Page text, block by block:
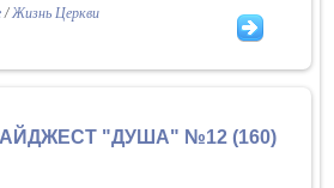
/Жизнь Церкви
"ДУША" №12 (160)